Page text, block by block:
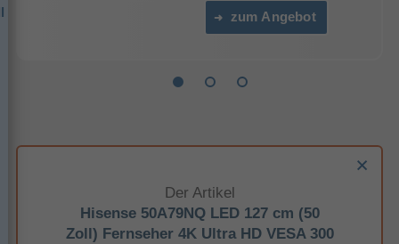
zum Angebot
Der Artikel
Hisense 50A79NQ LED 127 cm (50
Zoll) Fernseher 4K Ultra HD VESA 300